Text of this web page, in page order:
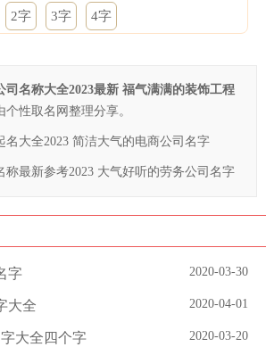
2字 3字 4字
司名称大全2023最新 福气满满的装饰工程
个性取名网整理分享。
名大全2023 简洁大气的电商公司名字
称最新参考2023 大气好听的劳务公司名字
2020-03-30
字
2020-04-01
大全
2020-03-20
大全四个字